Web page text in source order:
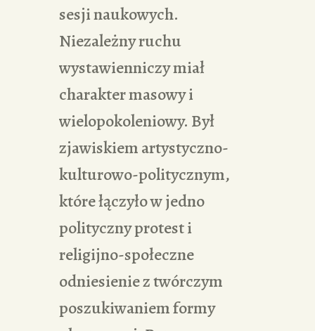
sesji naukowych.
Niezależny ruchu
wystawienniczy miał
charakter masowy i
wielopokoleniowy. Był
zjawiskiem artystyczno-
kulturowo-politycznym,
które łączyło w jedno
polityczny protest i
religijno-społeczne
odniesienie z twórczym
poszukiwaniem formy